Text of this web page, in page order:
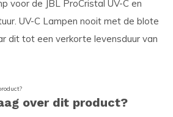
voor de JBL ProCristal UV-C en
UV-C Lampen nooit met de blote
dit tot een verkorte levensduur van
over dit product?